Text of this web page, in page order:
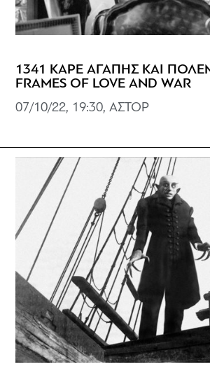
1341 ΚΑΡΕ ΑΓΑΠΗΣ ΚΑΙ
FRAMES OF LOVE AND WAR
07/10/22, 19:30, ΑΣΤΟΡ